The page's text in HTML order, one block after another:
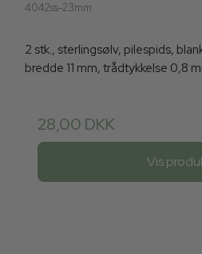
4042ss-23mm
2 stk., sterlingsølv, pilespids,
bredde 11 mm, trådtykkelse 0,8
28,00 DKK
Vis